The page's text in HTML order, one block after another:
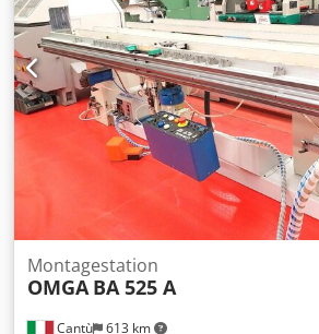
Cantù 613 km
Montagestation
OMGA BA 525 A